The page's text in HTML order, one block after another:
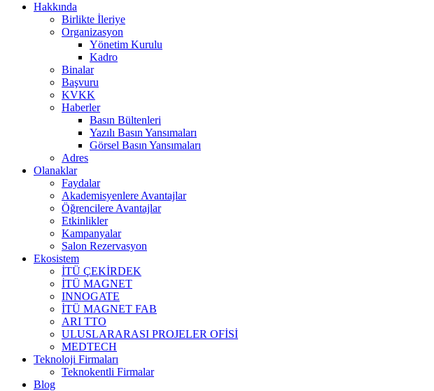
Hakkında
Birlikte İleriye
Organizasyon
Yönetim Kurulu
Kadro
Binalar
Başvuru
KVKK
Haberler
Basın Bültenleri
Yazılı Basın Yansımaları
Görsel Basın Yansımaları
Adres
Olanaklar
Faydalar
Akademisyenlere Avantajlar
Öğrencilere Avantajlar
Etkinlikler
Kampanyalar
Salon Rezervasyon
Ekosistem
İTÜ ÇEKİRDEK
İTÜ MAGNET
INNOGATE
İTÜ MAGNET FAB
ARI TTO
ULUSLARARASI PROJELER OFİSİ
MEDTECH
Teknoloji Firmaları
Teknokentli Firmalar
Blog